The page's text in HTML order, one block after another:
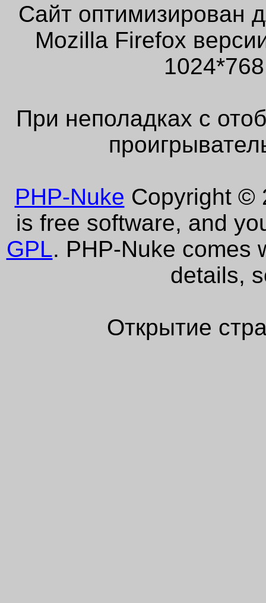
Сайт оптимизирован
Mozilla Firefox
При неполадках с
PHP-Nuke Copyright ©
is free software, and
GPL. PHP-Nuke comes
details,
Открытие